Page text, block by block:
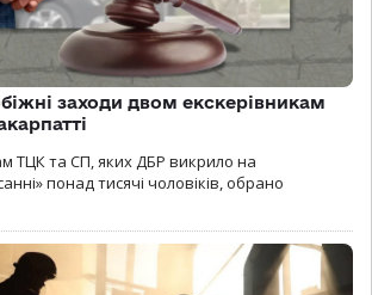
заходи двом екскерівникам
ТЦК та СП, яких ДБР викрило на
понад тисячі чоловіків, обрано